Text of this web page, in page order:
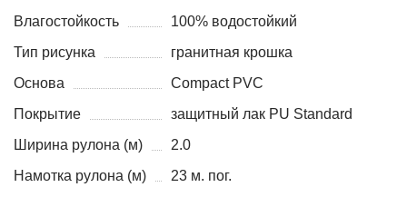
Влагостойкость
100% водостойкий
Тип рисунка
гранитная крошка
Основа
Compact PVC
Покрытие
защитный лак PU Standard
Ширина рулона (м)
2.0
Намотка рулона (м)
23 м. пог.